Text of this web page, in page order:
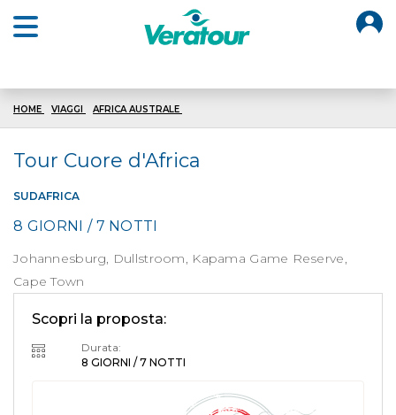
HOME VIAGGI AFRICA AUSTRALE
Tour Cuore d'Africa
SUDAFRICA
8 GIORNI / 7 NOTTI
Johannesburg, Dullstroom, Kapama Game Reserve,
Cape Town
Scopri la proposta:
Durata:
8 GIORNI / 7 NOTTI